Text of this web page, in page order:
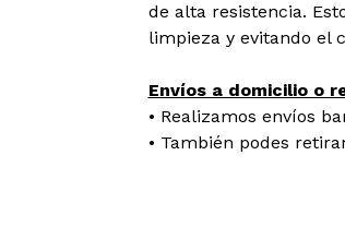
de alta resistencia.
limpieza y evitando el
Envíos a domicilio o
• Realizamos envíos
• También podes